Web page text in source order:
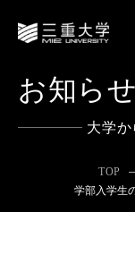
お知らせ
大学
TOP
学部入学生